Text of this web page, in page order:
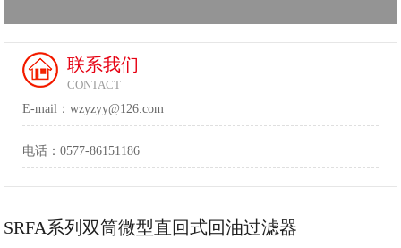
联系我们
CONTACT
E-mail：wzyzyy@126.com
电话：0577-86151186
SRFA系列双筒微型直回式回油过滤器